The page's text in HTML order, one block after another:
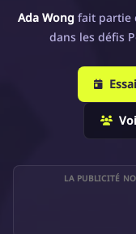
Ada Wong fait partie
dans les défis
LA PUBLICITÉ